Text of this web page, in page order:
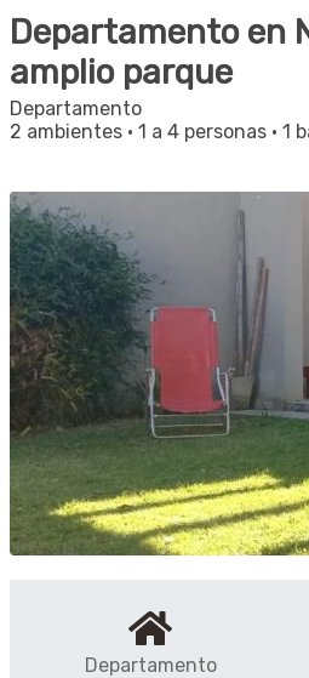
Departamento en
amplio parque
Departamento
2 ambientes · 1 a 4 personas · 1
Departamento